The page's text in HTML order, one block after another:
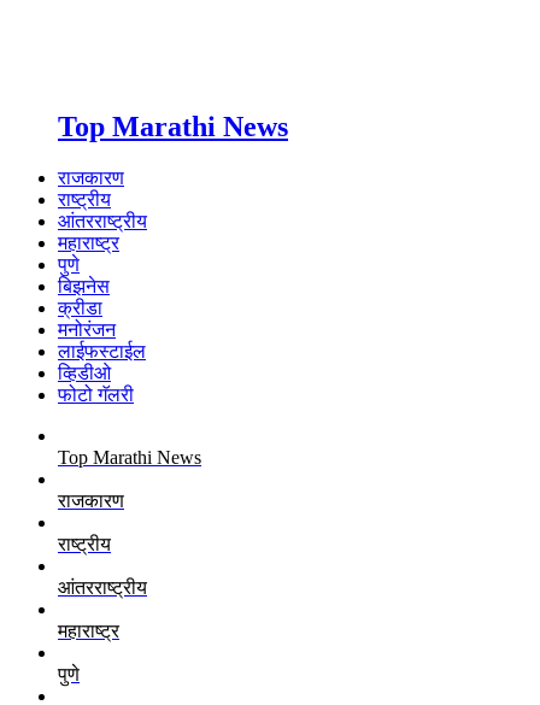
Top Marathi News
राजकारण
राष्ट्रीय
आंतरराष्ट्रीय
महाराष्ट्र
पुणे
बिझनेस
क्रीडा
मनोरंजन
लाईफस्टाईल
व्हिडीओ
फोटो गॅलरी
Top Marathi News
राजकारण
राष्ट्रीय
आंतरराष्ट्रीय
महाराष्ट्र
पुणे